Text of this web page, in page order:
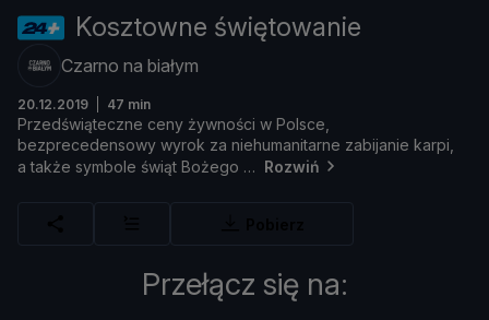
Kosztowne świętowanie
Czarno na białym
20.12.2019 47 min
Przedświąteczne ceny żywności w Polsce,
bezprecedensowy wyrok za niehumanitarne zabijanie karpi,
atakże symbole świąt Bożego Rozwiń
Przełącz się na: